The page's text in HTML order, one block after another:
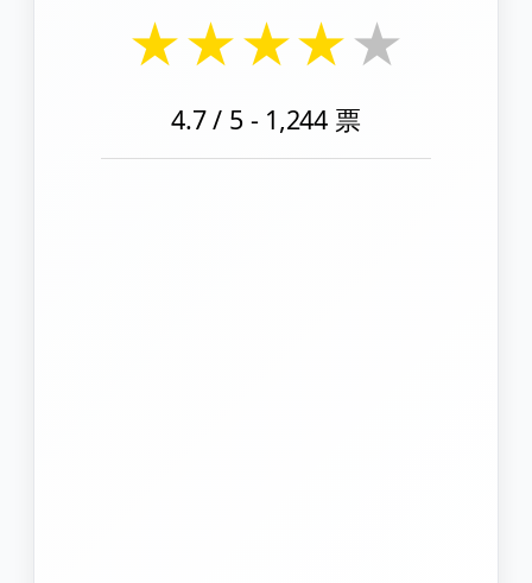
★★★★★
4.7/ 5 - 1,244 票